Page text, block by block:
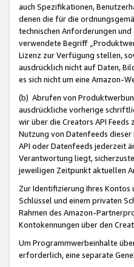
auch Spezifikationen,
denen die für die
technischen Anforderungen
verwendete Begriff
Lizenz zur Verfügung stellen,
ausdrücklich nicht auf Daten,
es sich nicht um eine Amazon-
(b) Abrufen von
ausdrückliche vorherige
wir über die Creators API
Nutzung von Datenfeeds dieser
API oder Datenfeeds jederzeit
Verantwortung liegt,
jeweiligen Zeitpunkt aktuellen
Zur Identifizierung Ihres Kontos
Schlüssel und einem privaten
Rahmen des Amazon-
Kontokennungen über den
Um Programmwerbeinhalte
erforderlich, eine separate